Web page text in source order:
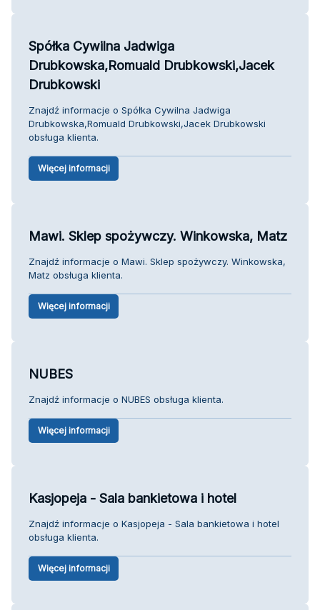
Spółka Cywilna Jadwiga
Drubkowska,Romuald Drubkowski,Jacek
Drubkowski
Znajdź informacje o Spółka Cywilna Jadwiga
Drubkowska,Romuald Drubkowski,Jacek Drubkowski
obsługa klienta.
Więcej informacji
Mawi. Sklep spożywczy. Winkowska, Matz
Znajdź informacje o Mawi. Sklep spożywczy. Winkowska,
Matz obsługa klienta.
Więcej informacji
NUBES
Znajdź informacje o NUBES obsługa klienta.
Więcej informacji
Kasjopeja - Sala bankietowa i hotel
Znajdź informacje o Kasjopeja - Sala bankietowa i hotel
obsługa klienta.
Więcej informacji